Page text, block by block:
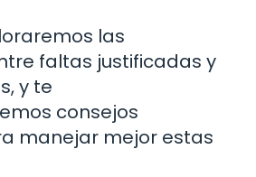
las
faltas justificadas y
y te
consejos
manejar mejor estas